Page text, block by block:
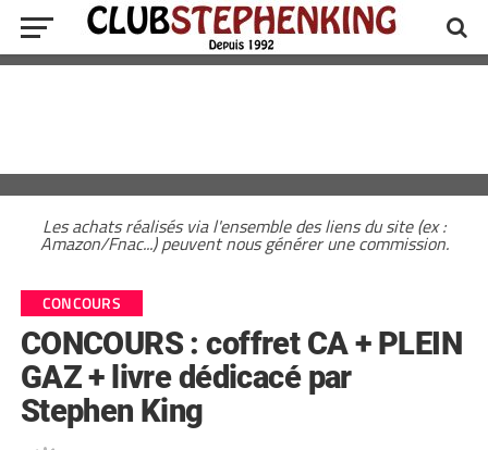
Les achats réalisés via l'ensemble des liens du site (ex :
Amazon/Fnac...) peuvent nous générer une commission.
CONCOURS
CONCOURS : coffret CA + PLEIN
GAZ + livre dédicacé par
Stephen King